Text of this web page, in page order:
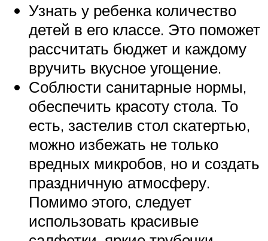
Узнать у ребенка количество
детей в его классе. Это поможет
рассчитать бюджет и каждому
вручить вкусное угощение.
Соблюсти санитарные нормы,
обеспечить красоту стола. То
есть, застелив стол скатертью,
можно избежать не только
вредных микробов, но и создать
праздничную атмосферу.
Помимо этого, следует
использовать красивые